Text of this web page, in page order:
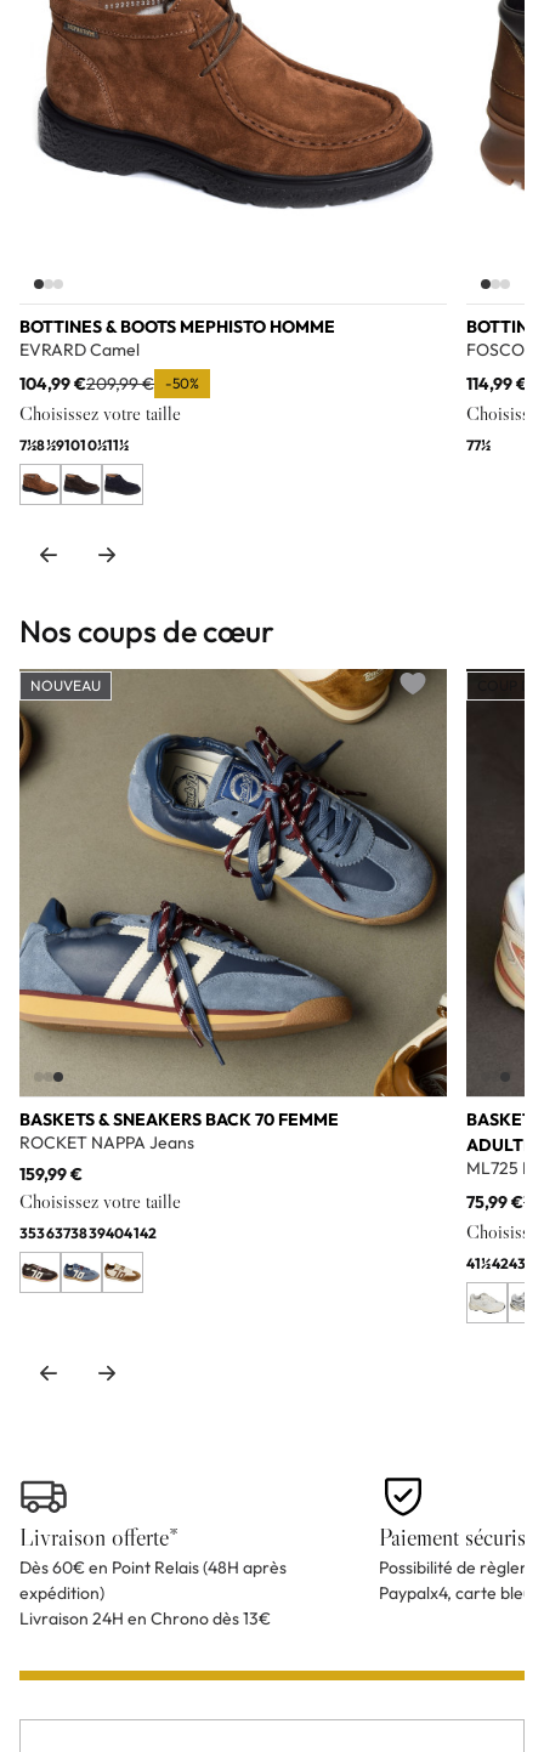
BOTTINES & BOOTS MEPHISTO HOMME
EVRARD Camel
104,99 €209,99 € -50%
Choisissez votre taille
7½8½91010½11½
FOSCO
114,99 €
77½
Nos coups de cœur
BASKETS & SNEAKERS BACK 70 FEMME
ROCKET NAPPA Jeans
159,99 €
Choisissez votre taille
3536373839404142
NOUVEAU
Add to wishlist
ADULTE
ML725
75,99 €
41½4243
Livraison offerte*
Dès 60€ en Point Relais (48H après
expédition)
Livraison 24H en Chrono dès 13€
Paiement sécurisé
Possibilité de
Paypalx4, carte